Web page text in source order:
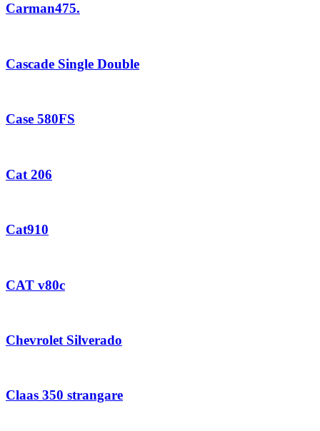
Carman475.
Cascade Single Double
Case 580FS
Cat 206
Cat910
CAT v80c
Chevrolet Silverado
Claas 350 strangare